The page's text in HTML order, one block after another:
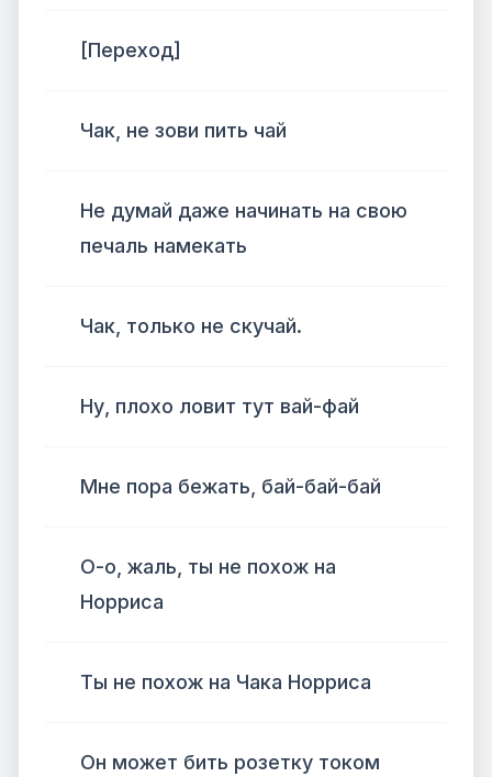
[Переход]
Чак, не зови пить чай
Не думай даже начинать на свою
печаль намекать
Чак, только не скучай.
Ну, плохо ловит тут вай-фай
Мне пора бежать, бай-бай-бай
О-о, жаль, ты не похож на
Норриса
Ты не похож на Чака Норриса
Он может бить розетку током